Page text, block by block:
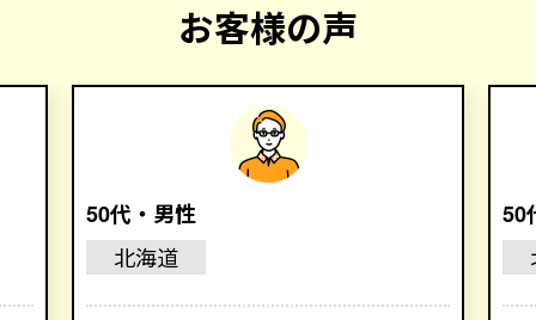
お客様の声
50代・男性
北海道
50